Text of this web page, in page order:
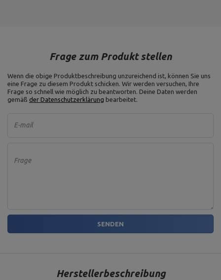
Frage zum Produkt stellen
Wenn die obige Produktbeschreibung unzureichend ist, können Sie uns
eine Frage zu diesem Produkt schicken. Wir werden versuchen, Ihre
Frage so schnell wie möglich zu beantworten. Deine Daten werden
gemäß der Datenschutzerklärung bearbeitet.
E-mail
Frage
SENDEN
Herstellerbeschreibung